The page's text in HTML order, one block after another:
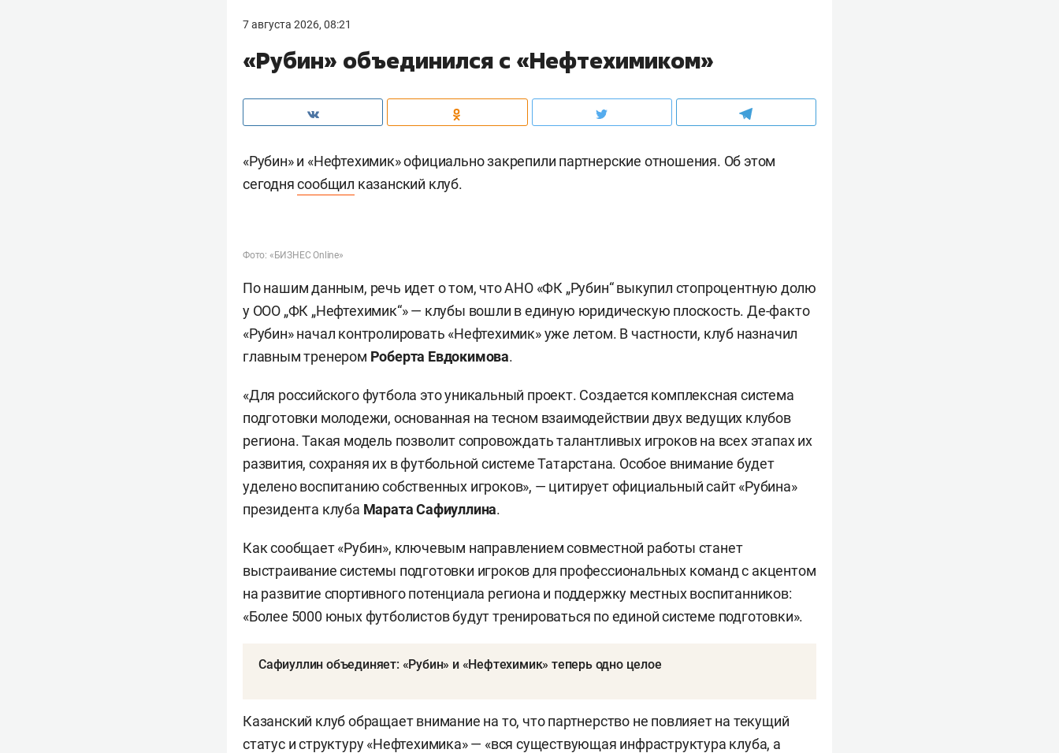
7 августа 2026, 08:21
«Рубин» объединился с «Нефтехимиком»
«Рубин» и «Нефтехимик» официально закрепили партнерские отношения. Об этом
сегоднясообщил казанский клуб.
Фото: «БИЗНЕС Online»
По нашим данным, речь идет о том, что АНО «ФК „Рубин“ выкупил стопроцентную долю
у ООО „ФК „Нефтехимик“» — клубы вошли в единую юридическую плоскость. Де-факто
«Рубин» начал контролировать «Нефтехимик» уже летом. В частности, клуб назначил
главным тренером Роберта Евдокимова.
«Для российского футбола это уникальный проект. Создается комплексная система
подготовки молодежи, основанная на тесном взаимодействии двух ведущих клубов
региона. Такая модель позволит сопровождать талантливых игроков на всех этапах их
развития, сохраняя их в футбольной системе Татарстана. Особое внимание будет
уделено воспитанию собственных игроков», — цитирует официальный сайт «Рубина»
президента клуба Марата Сафиуллина.
Как сообщает «Рубин», ключевым направлением совместной работы станет
выстраивание системы подготовки игроков для профессиональных команд с акцентом
на развитие спортивного потенциала региона и поддержку местных воспитанников:
«Более 5000 юных футболистов будут тренироваться по единой системе подготовки».
Сафиуллин объединяет: «Рубин» и «Нефтехимик» теперь одно целое
Казанский клуб обращает внимание на то, что партнерство не повлияет на текущий
статус и структуру «Нефтехимика» — «вся существующая инфраструктура клуба, а